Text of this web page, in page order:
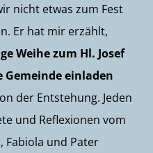
nicht etwas zum Fest
Er hat mir erzählt,
Weihe zum Hl. Josef
einladen
der Entstehung. Jeden
und Reflexionen vom
Fabiola und Pater